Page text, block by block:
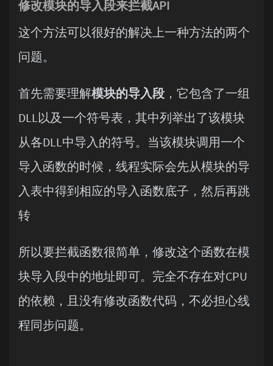
修改模块的导入段来拦截API
这个方法可以很好的解决上一种方法的两个
问题。
首先需要理解模块的导入段 ，它包含了一组
DLL以及一个符号表，其中列举出了该模块
从各DLL中导入的符号。当该模块调用一个
导入函数的时候，线程实际会先从模块的导
入表中得到相应的导入函数底子，然后再跳
转
所以要拦截函数很简单，修改这个函数在模
块导入段中的地址即可。完全不存在对CPU
的依赖，且没有修改函数代码，不必担心线
程同步问题。